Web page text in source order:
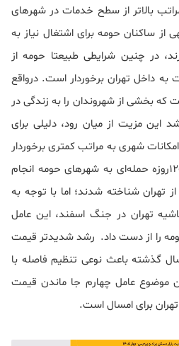
بالاتر از سطح خدمات در شهرهای
ساکنان حومه برای اشتغال نیاز به
در چنین شرایطی طبیعتا حومه از
داخل تهران برخوردار است. درواقع
بخشی از شهروندان را به زندگی در
این مزیت از میان رود، دلیلی برای
شهری به مراتب کمتری برخوردار
هستند، وجود ندارد. در جنگ12روزه حمله‌ای به شهرهای حومه انجام
تهران شناخته شدند؛ اما با توجه به
تهران در جنگ اسفند، این عامل
را از دست داد. رشد شدیدتر قیمت
گذشته باعث نوعی تنظیم فاصله با
موضوع عامل چهارم جا ماندن قیمت
برای امسال است.